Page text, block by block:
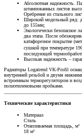
Абсолютная надежность.
штампованных листов
Оребрение из стального
Широкий модельный ряд:
до 155мм;
Экологически безопасное
два этапа. После
катафорезное покрытие
сушкой при температуре
последующей
Высокая надежность –
Радиаторы Logatrend VK-Profil
внутренней резьбой и двумя
встроенным терморегулятором и
полиэтиленовыми пробками.
Технические характеристики
Материал
Сталь
Отапливаемая площадь, м²
18 м²